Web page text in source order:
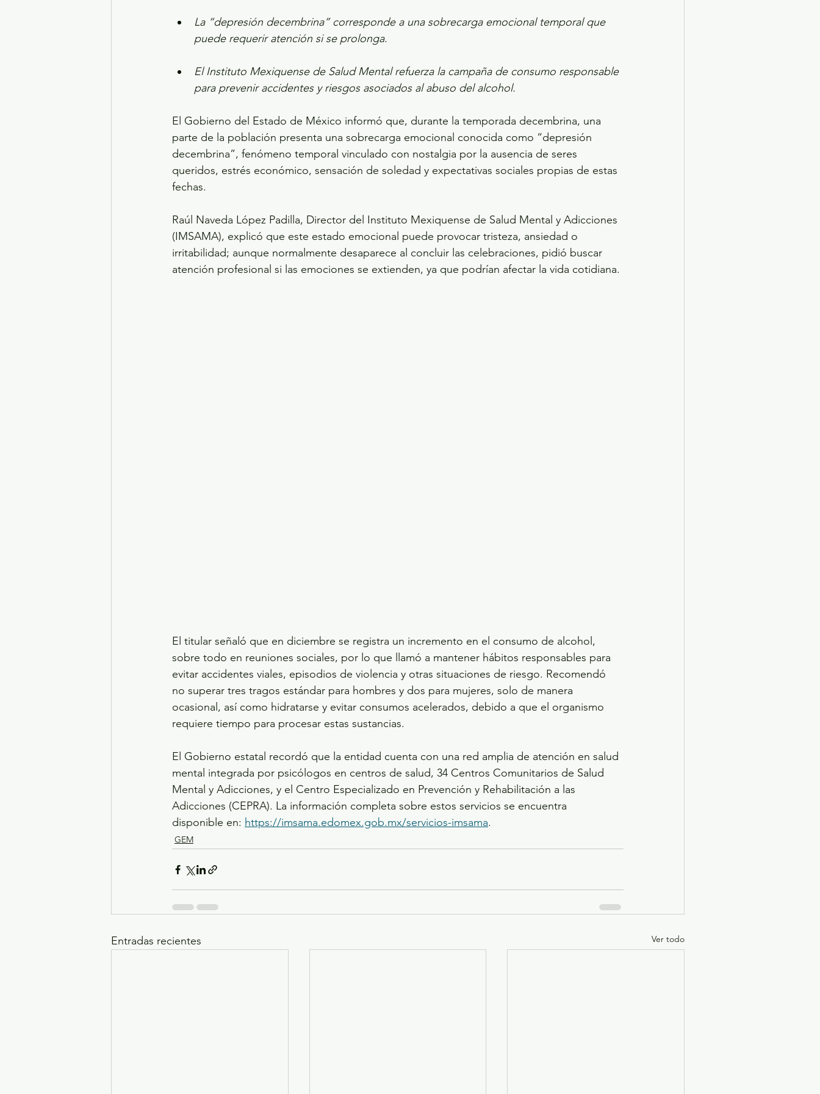
La “depresión decembrina” corresponde a una sobrecarga emocional temporal que
puede requerir atención si se prolonga.
El Instituto Mexiquense de Salud Mental refuerza la campaña de consumo responsable
para prevenir accidentes y riesgos asociados al abuso del alcohol.
El Gobierno del Estado de México informó que, durante la temporada decembrina, una
parte de la población presenta una sobrecarga emocional conocida como “depresión
decembrina”, fenómeno temporal vinculado con nostalgia por la ausencia de seres
queridos, estrés económico, sensación de soledad y expectativas sociales propias de estas
fechas.
Raúl Naveda López Padilla, Director del Instituto Mexiquense de Salud Mental y Adicciones
(IMSAMA), explicó que este estado emocional puede provocar tristeza, ansiedad o
irritabilidad; aunque normalmente desaparece al concluir las celebraciones, pidió buscar
atención profesional si las emociones se extienden, ya que podrían afectar la vida cotidiana.
El titular señaló que en diciembre se registra un incremento en el consumo de alcohol,
sobre todo en reuniones sociales, por lo que llamó a mantener hábitos responsables para
evitar accidentes viales, episodios de violencia y otras situaciones de riesgo. Recomendó
no superar tres tragos estándar para hombres y dos para mujeres, solo de manera
ocasional, así como hidratarse y evitar consumos acelerados, debido a que el organismo
requiere tiempo para procesar estas sustancias.
El Gobierno estatal recordó que la entidad cuenta con una red amplia de atención en salud
mental integrada por psicólogos en centros de salud, 34 Centros Comunitarios de Salud
Mental y Adicciones, y el Centro Especializado en Prevención y Rehabilitación a las
Adicciones (CEPRA). La información completa sobre estos servicios se encuentra
disponible en: https://imsama.edomex.gob.mx/servicios-imsama.
GEM
Entradas recientes Ver todo